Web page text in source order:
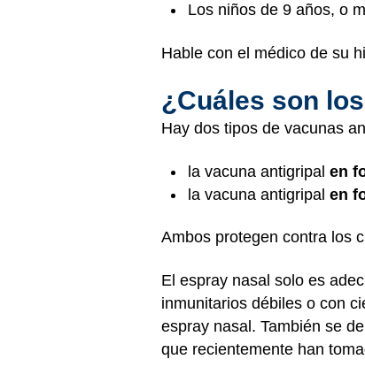
Los niños de 9 años, o
Hable con el médico de su
¿Cuáles son
Hay dos tipos de vacunas
la vacuna antigripal en
la vacuna antigripal en
Ambos protegen contra los
El espray nasal solo es
inmunitarios débiles o con
espray nasal. También se
que recientemente han